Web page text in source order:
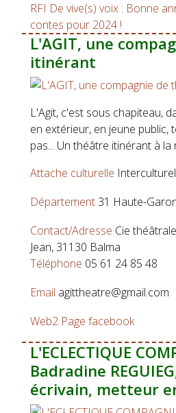
RFI De vive(s) voix : Bonne
contes pour 2024 !
L'AGIT, une
itinérant
L'Agit, c'est sous chapiteau,
en extérieur, en jeune public,
pas... Un théâtre itinérant à
Attache culturelle Interculturel
Département 31 Haute-
Contact/Adresse Cie
Jean, 31130 Balma
Téléphone 05 61 24 85 48
Email agittheatre@gmail.com
Web2 Page facebook
L'ECLECTIQUE
Badradine
écrivain, metteur